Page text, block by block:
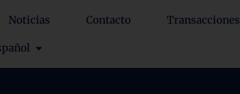
Noticias Contacto Transacciones